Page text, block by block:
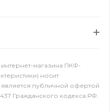
магазина ПКФ-
носит
публичной офертой
Гражданского кодекса РФ.